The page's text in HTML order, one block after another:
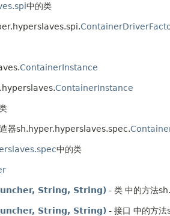
中的类
ContainerInstance
ContainerInstance
器sh.hyper.hyperslaves.spec.
中的类
String, String) - 类 中的方法
String, String) - 接口 中的方